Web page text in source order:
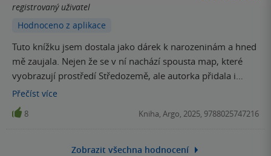
registrovaný uživatel
Hodnoceno z aplikace
Tuto knížku jsem dostala jako dárek k narozeninám a hned
mě zaujala. Nejen že se v ní nachází spousta map, které
vyobrazují prostředí Středozemě, ale autorka přidala i
rozsáhlé texty, jež jednotlivé mapy popisují. Občas se jedná
o připomínky děje - zejména v případě, že jsou zde
vyobrazeny cesty jednotlivých Tolkienových postav. Sama
jsem se pustila do Atlasu Středozemě. Troufnu si tvrdit, že
Přečíst více
8 Kniha, Argo, 2025, 9788025747216
Zobrazit všechna hodnocení